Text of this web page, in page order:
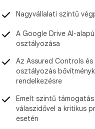
Nagyvállalati szintű
A Google Drive AI-alapú
osztályozása
Az Assured Controls és
osztályozás
rendelkezésre
Emelt szintű
válaszidővel a kritikus
esetén